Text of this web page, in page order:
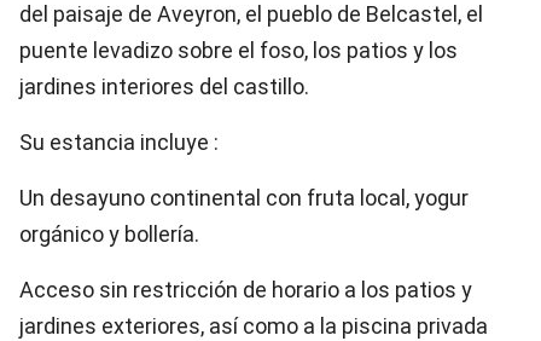
del paisaje de Aveyron, el pueblo de Belcastel, el
puente levadizo sobre el foso, los patios y los
jardines interiores del castillo.
Su estancia incluye :
Un desayuno continental con fruta local, yogur
orgánico y bollería.
Acceso sin restricción de horario a los patios y
jardines exteriores, así como a la piscina privada